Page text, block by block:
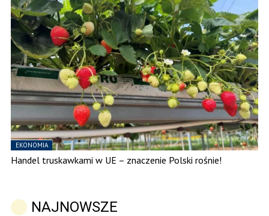
EKONOMIA
Handel truskawkami w UE – znaczenie Polski rośnie!
NAJNOWSZE